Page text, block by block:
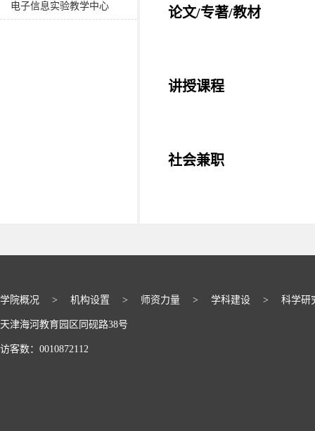
电子信息实验教学中心 论文/专著/教材
讲授课程
社会兼职
学院概况 > 机构设置 > 师资力量 > 学科建设 > 科学研
天津海河教育园区同砚路38号
访客数： 0010872112